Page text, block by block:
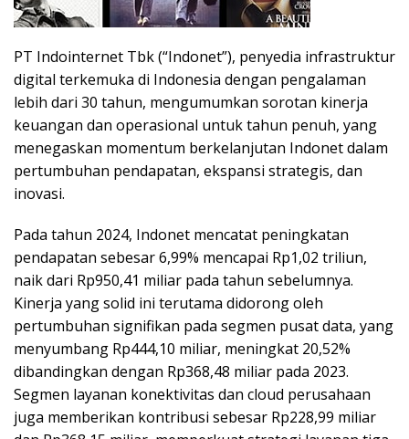
PT Indointernet Tbk (“Indonet”), penyedia infrastruktur
digital terkemuka di Indonesia dengan pengalaman
lebih dari 30 tahun, mengumumkan sorotan kinerja
keuangan dan operasional untuk tahun penuh, yang
menegaskan momentum berkelanjutan Indonet dalam
pertumbuhan pendapatan, ekspansi strategis, dan
inovasi.
Pada tahun 2024, Indonet mencatat peningkatan
pendapatan sebesar 6,99% mencapai Rp1,02 triliun,
naik dari Rp950,41 miliar pada tahun sebelumnya.
Kinerja yang solid ini terutama didorong oleh
pertumbuhan signifikan pada segmen pusat data, yang
menyumbang Rp444,10 miliar, meningkat 20,52%
dibandingkan dengan Rp368,48 miliar pada 2023.
Segmen layanan konektivitas dan cloud perusahaan
juga memberikan kontribusi sebesar Rp228,99 miliar